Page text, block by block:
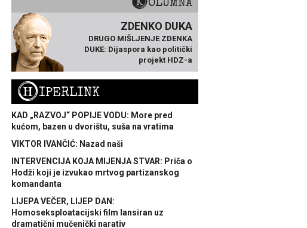
ZDENKO DUKA
DRUGO MIŠLJENJE ZDENKA
DUKE: Dijaspora kao politički
projekt HDZ-a
HIPERLINK
KAD „RAZVOJ“ POPIJE VODU: More pred
kućom, bazen u dvorištu, suša na vratima
VIKTOR IVANČIĆ: Nazad naši
INTERVENCIJA KOJA MIJENJA STVAR: Priča o
Hodži koji je izvukao mrtvog partizanskog
komandanta
LIJEPA VEČER, LIJEP DAN:
Homoseksploatacijski film lansiran uz
dramatični mučenički narativ